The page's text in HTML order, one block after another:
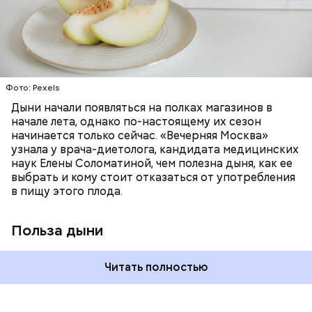
Фото: Pexels
Дыни начали появляться на полках магазинов в
начале лета, однако по-настоящему их сезон
начинается только сейчас. «Вечерняя Москва»
узнала у врача-диетолога, кандидата медицинских
наук Елены Соломатиной, чем полезна дыня, как ее
выбрать и кому стоит отказаться от употребления
в пищу этого плода.
Польза дыни
слизистые оболочки органов. А еще именно
бета-каротин обеспечивает дыне желтый
лютеин и зеаксантин — эти каротиноиды
отлично поддерживают наше зрение;
калий — оказывает мочегонное действие,
поддерживает сердечно-сосудистую
систему и предотвращает скачки давления;
магний — помогает калию и не дает сосудам
спазмироваться.
Читать полностью
ЗДОРОВЬЕ
ПРАВИЛЬНОЕ ПИТАНИЕ
ОВОЩИ
ЛЕТО ФРУКТЫ
По мнению специалиста, здоровому человеку
достаточно включать щавель в рацион несколько
виде или припущенном на сковороде.
— Однако если человеку нужно не разжижать
кровь, а наоборот, ее коагулировать, то нужно
уточнила диетолог.